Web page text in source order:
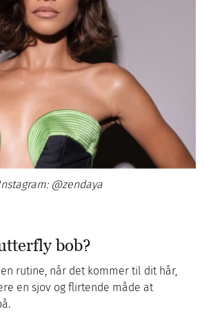
@zendaya
bob?
rutine, når det kommer til dit hår,
en sjov og flirtende måde at